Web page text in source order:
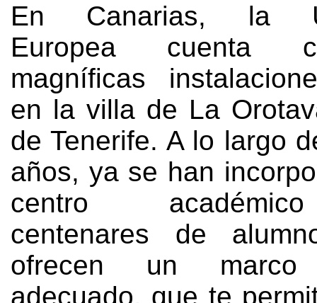
En Canarias, la
Europea cuenta
magníficas
en la villa de La
de Tenerife. A lo largo
años, ya se han
centro
centenares de
ofrecen un marco
adecuado, que te